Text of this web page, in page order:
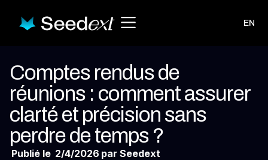
EN
Comptes rendus de
réunions : comment assurer
clarté et précision sans
perdre de temps ?
Publié le 2/4/2026 par Seedext